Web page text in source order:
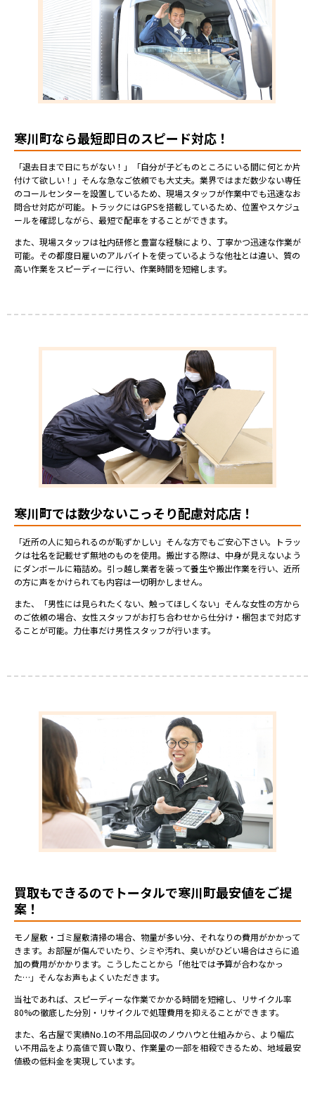
寒川町なら最短即日のスピード対応！
「退去日まで日にちがない！」「自分が子どものところにいる間に何とか片
付けて欲しい！」そんな急なご依頼でも大丈夫。業界ではまだ数少ない専任
のコールセンターを設置しているため、現場スタッフが作業中でも迅速なお
問合せ対応が可能。トラックにはGPSを搭載しているため、位置やスケジュ
ールを確認しながら、最短で配車をすることができます。
また、現場スタッフは社内研修と豊富な経験により、丁寧かつ迅速な作業が
可能。その都度日雇いのアルバイトを使っているような他社とは違い、質の
高い作業をスピーディーに行い、作業時間を短縮します。
寒川町では数少ないこっそり配慮対応店！
「近所の人に知られるのが恥ずかしい」そんな方でもご安心下さい。トラッ
クは社名を記載せず無地のものを使用。搬出する際は、中身が見えないよう
にダンボールに箱詰め。引っ越し業者を装って養生や搬出作業を行い、近所
の方に声をかけられても内容は一切明かしません。
また、「男性には見られたくない、触ってほしくない」そんな女性の方から
のご依頼の場合、女性スタッフがお打ち合わせから仕分け・梱包まで対応す
ることが可能。力仕事だけ男性スタッフが行います。
買取もできるのでトータルで寒川町最安値をご提
案！
モノ屋敷・ゴミ屋敷清掃の場合、物量が多い分、それなりの費用がかかって
きます。お部屋が傷んでいたり、シミや汚れ、臭いがひどい場合はさらに追
加の費用がかかります。こうしたことから「他社では予算が合わなかっ
た…」そんなお声もよくいただきます。
当社であれば、スピーディーな作業でかかる時間を短縮し、リサイクル率
80%の徹底した分別・リサイクルで処理費用を抑えることができます。
また、名古屋で実績No.1の不用品回収のノウハウと仕組みから、より幅広
い不用品をより高値で買い取り、作業量の一部を相殺できるため、地域最安
値級の低料金を実現しています。